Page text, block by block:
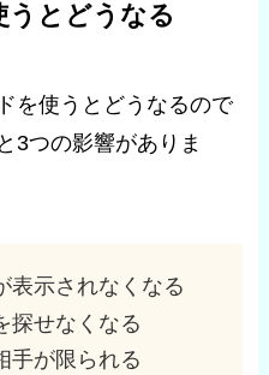
とどうなる
を使うとどうなるので
3つの影響がありま
表示されなくなる
探せなくなる
手が限られる